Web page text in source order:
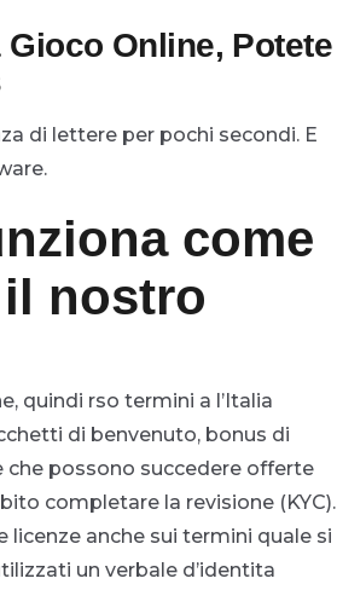
Online, Potete
di lettere per pochi secondi. E
come
nostro
quindi rso termini a l’Italia
di benvenuto, bonus di
possono succedere offerte
completare la revisione (KYC).
anche sui termini quale si
un verbale d’identita